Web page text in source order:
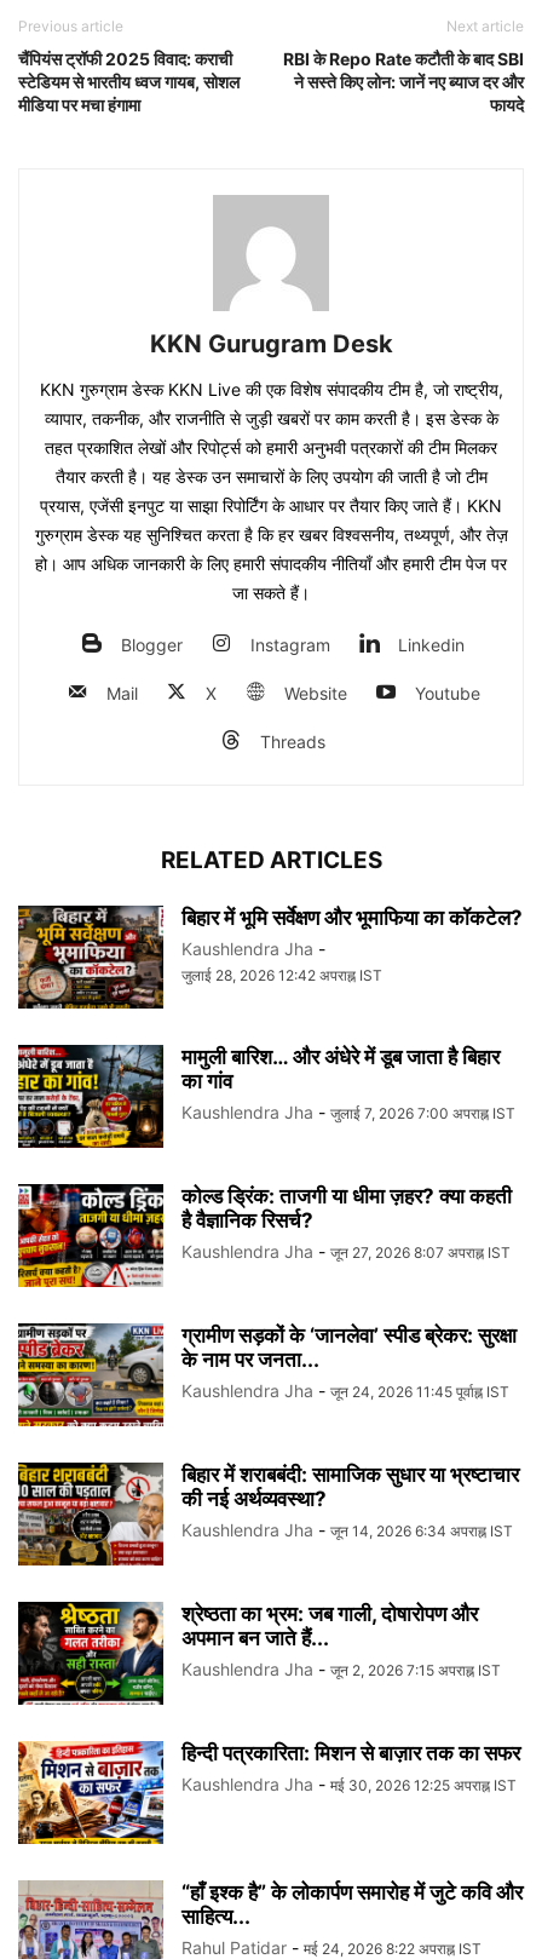
Previous article
चैंपियंस ट्रॉफी 2025 विवाद: कराची
स्टेडियम से भारतीय ध्वज गायब, सोशल
मीडिया पर मचा हंगामा
Next article
RBI के Repo Rate कटौती के बाद SBI
ने सस्ते किए लोन: जानें नए ब्याज दर और
फायदे
KKN Gurugram Desk
KKN गुरुग्राम डेस्क KKN Live की एक विशेष संपादकीय टीम है, जो राष्ट्रीय,
व्यापार, तकनीक, और राजनीति से जुड़ी खबरों पर काम करती है। इस डेस्क के
तहत प्रकाशित लेखों और रिपोर्ट्स को हमारी अनुभवी पत्रकारों की टीम मिलकर
तैयार करती है। यह डेस्क उन समाचारों के लिए उपयोग की जाती है जो टीम
प्रयास, एजेंसी इनपुट या साझा रिपोर्टिंग के आधार पर तैयार किए जाते हैं। KKN
गुरुग्राम डेस्क यह सुनिश्चित करता है कि हर खबर विश्वसनीय, तथ्यपूर्ण, और तेज़
हो। आप अधिक जानकारी के लिए हमारी संपादकीय नीतियाँ और हमारी टीम पेज पर
जा सकते हैं।
Blogger Instagram Linkedin
Mail X Website Youtube
Threads
RELATED ARTICLES
बिहार में भूमि सर्वेक्षण और भूमाफिया का कॉकटेल?
Kaushlendra Jha -
जुलाई 28, 2026 12:42 अपराह्न IST
मामुली बारिश… और अंधेरे में डूब जाता है बिहार
का गांव
Kaushlendra Jha - जुलाई 7, 2026 7:00 अपराह्न IST
कोल्ड ड्रिंक: ताजगी या धीमा ज़हर? क्या कहती
है वैज्ञानिक रिसर्च?
Kaushlendra Jha - जून 27, 2026 8:07 अपराह्न IST
ग्रामीण सड़कों के ‘जानलेवा’ स्पीड ब्रेकर: सुरक्षा
के नाम पर जनता...
Kaushlendra Jha - जून 24, 2026 11:45 पूर्वाह्न IST
बिहार में शराबबंदी: सामाजिक सुधार या भ्रष्टाचार
की नई अर्थव्यवस्था?
Kaushlendra Jha - जून 14, 2026 6:34 अपराह्न IST
श्रेष्ठता का भ्रम: जब गाली, दोषारोपण और
अपमान बन जाते हैं...
Kaushlendra Jha - जून 2, 2026 7:15 अपराह्न IST
हिन्दी पत्रकारिता: मिशन से बाज़ार तक का सफर
Kaushlendra Jha - मई 30, 2026 12:25 अपराह्न IST
“हाँ इश्क है” के लोकार्पण समारोह में जुटे कवि और
साहित्य...
Rahul Patidar - मई 24, 2026 8:22 अपराह्न IST